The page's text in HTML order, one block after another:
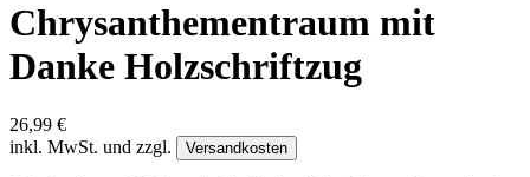
Chrysanthementraum mit
Danke Holzschriftzug
26,99 €
inkl. MwSt. und zzgl.
Versandkosten